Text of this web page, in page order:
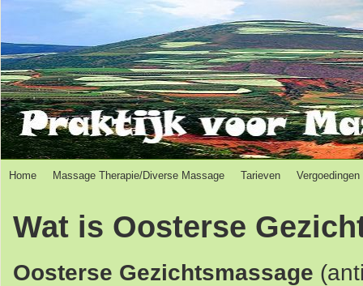
Home Massage Therapie/Diverse Massage Tarieven Vergoedingen
Wat is Oosterse
Oosterse Gezichtsmassage